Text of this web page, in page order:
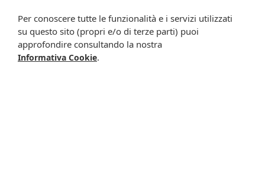
Foglietto illustrativo BENAGOL VITAMINA C 36
PASTIGLIE ARANCIA
Per conoscere tutte le funzionalità e i servizi utilizzati
su questo sito (propri e/o di terze parti) puoi
approfondire consultando la nostra
Informativa Cookie.